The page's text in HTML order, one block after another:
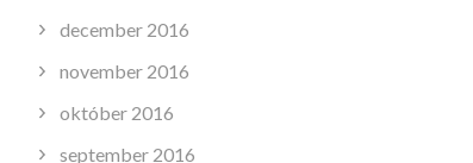
december 2016
november 2016
október 2016
september 2016